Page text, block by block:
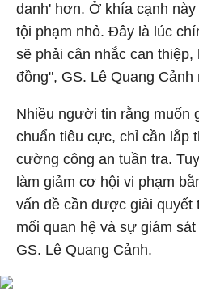
danh' hơn. Ở khía cạnh
tội phạm nhỏ. Đây là lúc
sẽ phải cân nhắc can
đồng", GS. Lê Quang Cảnh
Nhiều người tin rằng muốn
chuẩn tiêu cực, chỉ cần lắp
cường công an tuần tra.
làm giảm cơ hội vi phạm
vấn đề cần được giải quyết
mối quan hệ và sự giám
GS. Lê Quang Cảnh.